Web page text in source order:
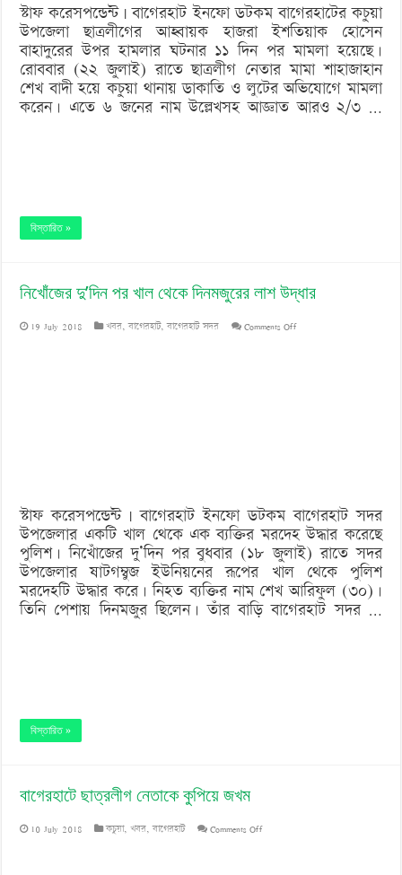
পর
ডাকাতির
মামলা
স্টাফ করেসপন্ডেন্ট | বাগেরহাট ইনফো ডটকম বাগেরহাটের কচুয়া
উপজেলা ছাত্রলীগের আহ্বায়ক হাজরা ইশতিয়াক হোসেন
বাহাদুরের উপর হামলার ঘটনার ১১ দিন পর মামলা হয়েছে।
রোববার (২২ জুলাই) রাতে ছাত্রলীগ নেতার মামা শাহাজাহান
শেখ বাদী হয়ে কচুয়া থানায় ডাকাতি ও লুটের অভিযোগে মামলা
করেন। এতে ৬ জনের নাম উল্লেখসহ আজ্ঞাত আরও ২/৩ …
বিস্তারিত »
নিখোঁজের দু’দিন পর খাল থেকে দিনমজুরের লাশ উদ্ধার
19 July 2018 খবর,বাগেরহাট,বাগেরহাট সদর Comments Offon
লাশ
উদ্ধার
স্টাফ করেসপন্ডেন্ট | বাগেরহাট ইনফো ডটকম বাগেরহাট সদর
উপজেলার একটি খাল থেকে এক ব্যক্তির মরদেহ উদ্ধার করেছে
পুলিশ। নিখোঁজের দু’দিন পর বুধবার (১৮ জুলাই) রাতে সদর
উপজেলার ষাটগম্বুজ ইউনিয়নের রূপের খাল থেকে পুলিশ
মরদেহটি উদ্ধার করে। নিহত ব্যক্তির নাম শেখ আরিফুল (৩০)।
তিনি পেশায় দিনমজুর ছিলেন। তাঁর বাড়ি বাগেরহাট সদর …
বিস্তারিত »
বাগেরহাটে ছাত্রলীগ নেতাকে কুপিয়ে জখম
10 July 2018 কচুয়া,খবর,বাগেরহাট Comments Offon